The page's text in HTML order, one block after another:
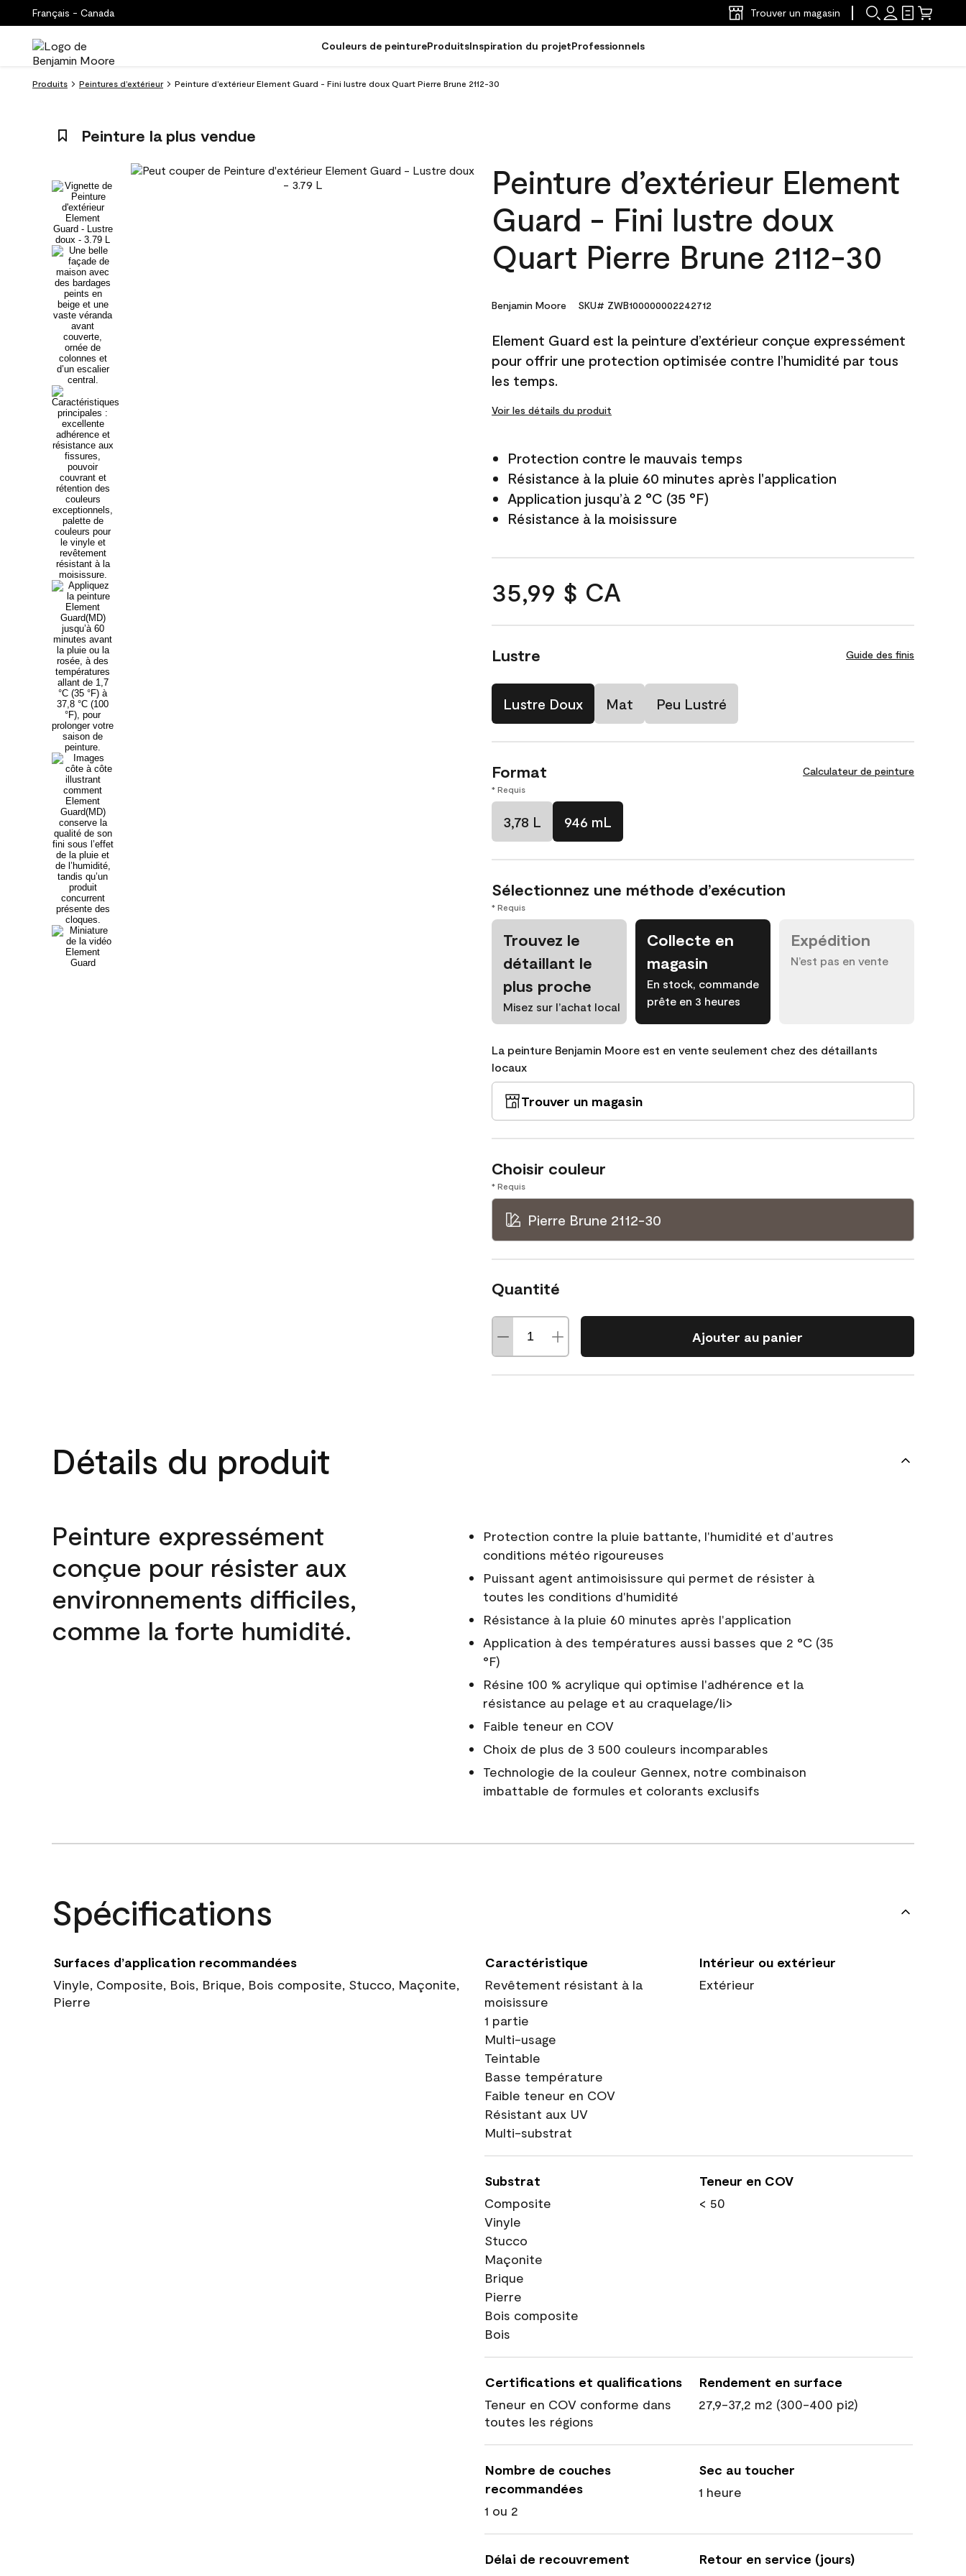
Français - Canada Trouver un magasin
Couleurs de peintureProduitsInspiration du projetProfessionnels
Produits Peintures d’extérieur Peinture d’extérieur Element Guard - Fini lustre doux Quart Pierre Brune 2112-30
Peinture la plus vendue
Peinture d’extérieur Element
Guard - Fini lustre doux
Quart Pierre Brune 2112-30
Benjamin Moore SKU# ZWB100000002242712
Element Guard est la peinture d’extérieur conçue expressément
pour offrir une protection optimisée contre l’humidité par tous
les temps.
Voir les détails du produit
Protection contre le mauvais temps
Résistance à la pluie 60 minutes après l'application
Application jusqu’à 2 °C (35 °F)
Résistance à la moisissure
35,99 $ CA
Lustre Guide des finis
Lustre Doux Mat Peu Lustré
Format Calculateur de peinture
* Requis
3,78 L 946 mL
Sélectionnez une méthode d’exécution
* Requis
Trouvez le
détaillant le
plus proche
Misez sur l’achat local
Collecte en
magasin
En stock, commande
prête en 3 heures
Expédition
N’est pas en vente
La peinture Benjamin Moore est en vente seulement chez des détaillants
locaux
Trouver un magasin
Choisir couleur
* Requis
Pierre Brune 2112-30
Quantité
Ajouter au panier
Détails du produit
Peinture expressément
conçue pour résister aux
environnements difficiles,
comme la forte humidité.
Protection contre la pluie battante, l'humidité et d'autres
conditions météo rigoureuses
Puissant agent antimoisissure qui permet de résister à
toutes les conditions d'humidité
Résistance à la pluie 60 minutes après l'application
Application à des températures aussi basses que 2 °C (35
°F)
Résine 100 % acrylique qui optimise l'adhérence et la
résistance au pelage et au craquelage/li>
Faible teneur en COV
Choix de plus de 3 500 couleurs incomparables
Technologie de la couleur Gennex, notre combinaison
imbattable de formules et colorants exclusifs
Spécifications
Surfaces d’application recommandées
Vinyle, Composite, Bois, Brique, Bois composite, Stucco, Maçonite,
Pierre
Caractéristique
Revêtement résistant à la
moisissure
1 partie
Multi-usage
Teintable
Basse température
Faible teneur en COV
Résistant aux UV
Multi-substrat
Intérieur ou extérieur
Extérieur
Substrat
Composite
Vinyle
Stucco
Maçonite
Brique
Pierre
Bois composite
Bois
Teneur en COV
< 50
Certifications et qualifications
Teneur en COV conforme dans
toutes les régions
Rendement en surface
27,9-37,2 m2 (300-400 pi2)
Nombre de couches
recommandées
1 ou 2
Sec au toucher
1 heure
Délai de recouvrement
Retour en service (jours)